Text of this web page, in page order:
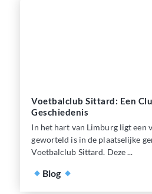
Voetbalclub Sittard: Een
Geschiedenis
In het hart van Limburg ligt een
geworteld is in de plaatselijke
Voetbalclub Sittard. Deze ...
Blog